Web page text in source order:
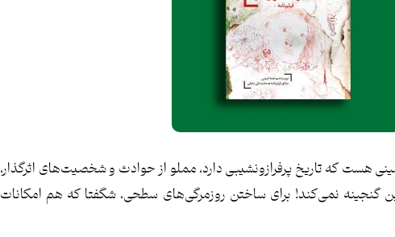
هست که تاریخ پرفرازونشیبی دارد، مملو از حوادث و شخصیت‌های اثرگذار،
گنجینه نمی‌کند! برای ساختن روزمرگی‌های سطحی، شگفتا که هم امکانات